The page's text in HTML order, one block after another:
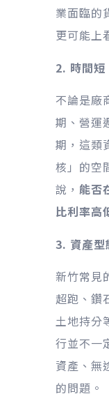
業面臨的
更可能上
2. 時間短
不論是廠
期、營運
期，這類
核」的空
說， 能否
比利率高
3. 資產型
新竹常見
超跑、鑽
土地持分
行並不一
資產、無
的問題。